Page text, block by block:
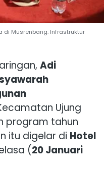
di Musrenbang: Infrastruktur
Adi
Ujung
program tahun
itu digelar di Hotel
(20 Januari